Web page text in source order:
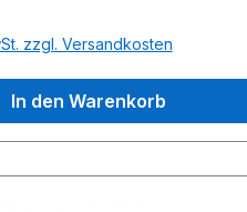
zzgl. Versandkosten
In den Warenkorb